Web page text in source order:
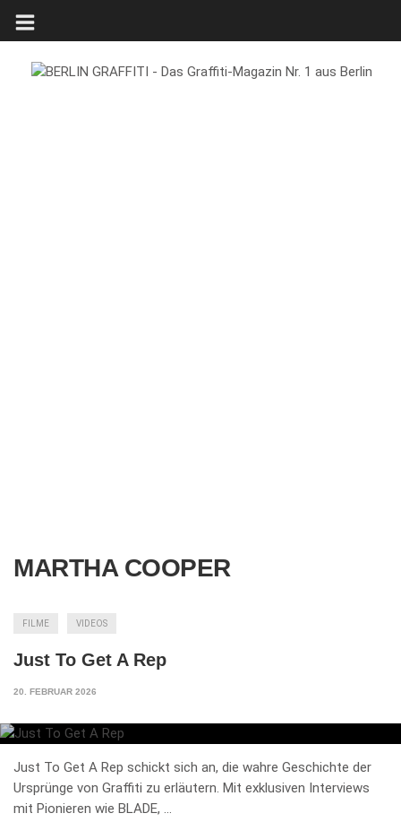
MARTHA COOPER
FILME VIDEOS
Just To Get A Rep
20. FEBRUAR 2026
Just To Get A Rep schickt sich an, die wahre Geschichte der
Ursprünge von Graffiti zu erläutern. Mit exklusiven Interviews
mit Pionieren wie BLADE, …